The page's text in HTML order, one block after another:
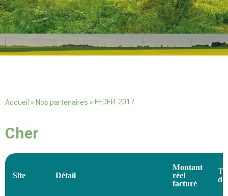
u
Accueil » Nos partenaires » FEDER-2017
Cher
Site Détail
Montant
réel
facturé